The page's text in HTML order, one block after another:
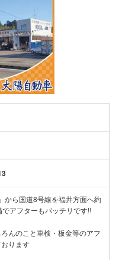
から国道8号線を福井方面へ約
アフターもバッチリです!!
んのこと車検・板金等のアフ
ります